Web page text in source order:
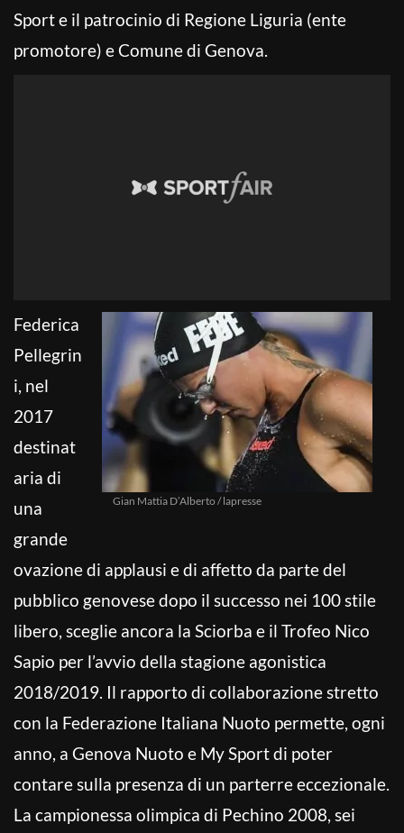
Sport e il patrocinio di Regione Liguria (ente
promotore) e Comune di Genova.
Gian Mattia D’Alberto / lapresse
Federica
Pellegrin
i, nel
2017
destinat
aria di
una
grande
ovazione di applausi e di affetto da parte del
pubblico genovese dopo il successo nei 100 stile
libero, sceglie ancora la Sciorba e il Trofeo Nico
Sapio per l’avvio della stagione agonistica
2018/2019. Il rapporto di collaborazione stretto
con la Federazione Italiana Nuoto permette, ogni
anno, a Genova Nuoto e My Sport di poter
contare sulla presenza di un parterre eccezionale.
La campionessa olimpica di Pechino 2008, sei